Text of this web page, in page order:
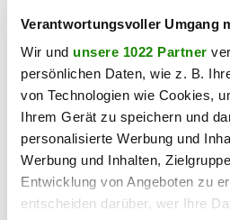
Verantwortungsvoller Umgang
Wir und unsere 1022 Partner
persönlichen Daten, wie z. B.
von Technologien wie Cookies,
Ihrem Gerät zu speichern und
personalisierte Werbung und
Werbung und Inhalten,
Entwicklung von Angeboten zu
entscheiden darüber, wer Ihre